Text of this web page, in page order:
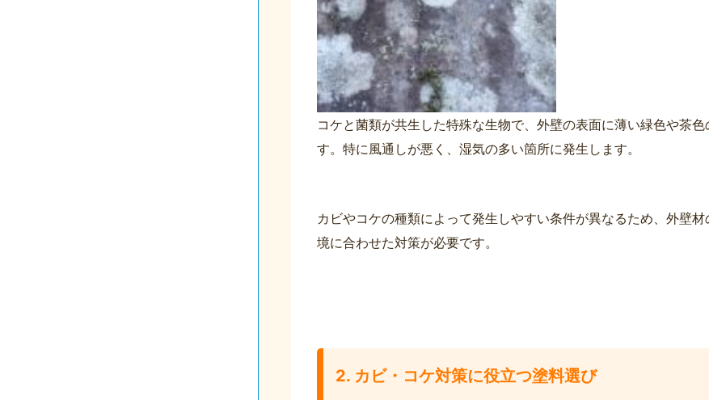
コケと菌類が共生した特殊な生物で、外壁の表面に薄い緑色や茶色
す。特に風通しが悪く、湿気の多い箇所に発生します。
カビやコケの種類によって発生しやすい条件が異なるため、外壁
境に合わせた対策が必要です。
2. カビ・コケ対策に役立つ塗料選び